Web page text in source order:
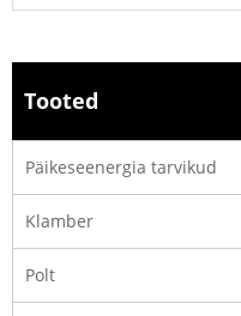
Tooted
Päikeseenergia tarvikud
Klamber
Polt